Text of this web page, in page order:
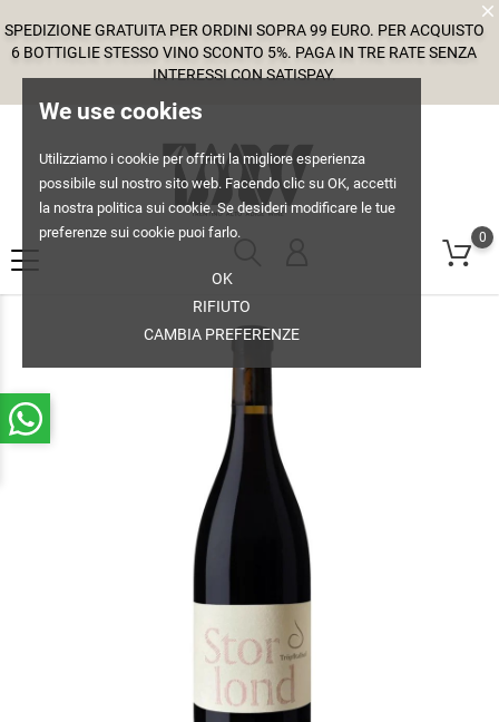
We use cookies
Utilizziamo i cookie per offrirti la migliore esperienza
possibile sul nostro sito web. Facendo clic su OK, accetti
la nostra politica sui cookie. Se desideri modificare le tue
preferenze sui cookie puoi farlo.
OK
RIFIUTO
CAMBIA PREFERENZE
SPEDIZIONE GRATUITA PER ORDINI SOPRA 99 EURO. PER ACQUISTO
6 BOTTIGLIE STESSO VINO SCONTO 5%. PAGA IN TRE RATE SENZA
INTERESSI CON SATISPAY.
0